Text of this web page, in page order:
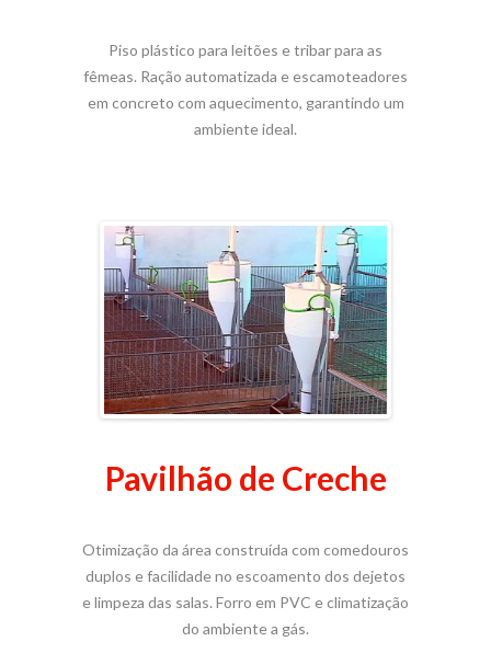
Piso plástico para leitões e tribar para as
fêmeas. Ração automatizada e escamoteadores
em concreto com aquecimento, garantindo um
ambiente ideal.
Pavilhão de Creche
Otimização da área construída com comedouros
duplos e facilidade no escoamento dos dejetos
e limpeza das salas. Forro em PVC e climatização
do ambiente a gás.